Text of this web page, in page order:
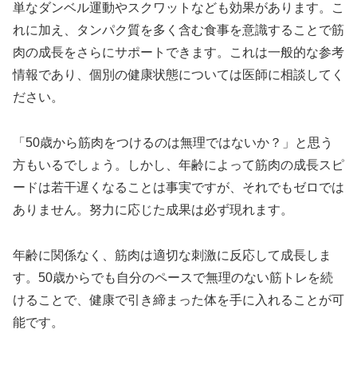
単なダンベル運動やスクワットなども効果があります。こ
れに加え、タンパク質を多く含む食事を意識することで筋
肉の成長をさらにサポートできます。これは一般的な参考
情報であり、個別の健康状態については医師に相談してく
ださい。
「50歳から筋肉をつけるのは無理ではないか？」と思う
方もいるでしょう。しかし、年齢によって筋肉の成長スピ
ードは若干遅くなることは事実ですが、それでもゼロでは
ありません。努力に応じた成果は必ず現れます。
年齢に関係なく、筋肉は適切な刺激に反応して成長しま
す。50歳からでも自分のペースで無理のない筋トレを続
けることで、健康で引き締まった体を手に入れることが可
能です。